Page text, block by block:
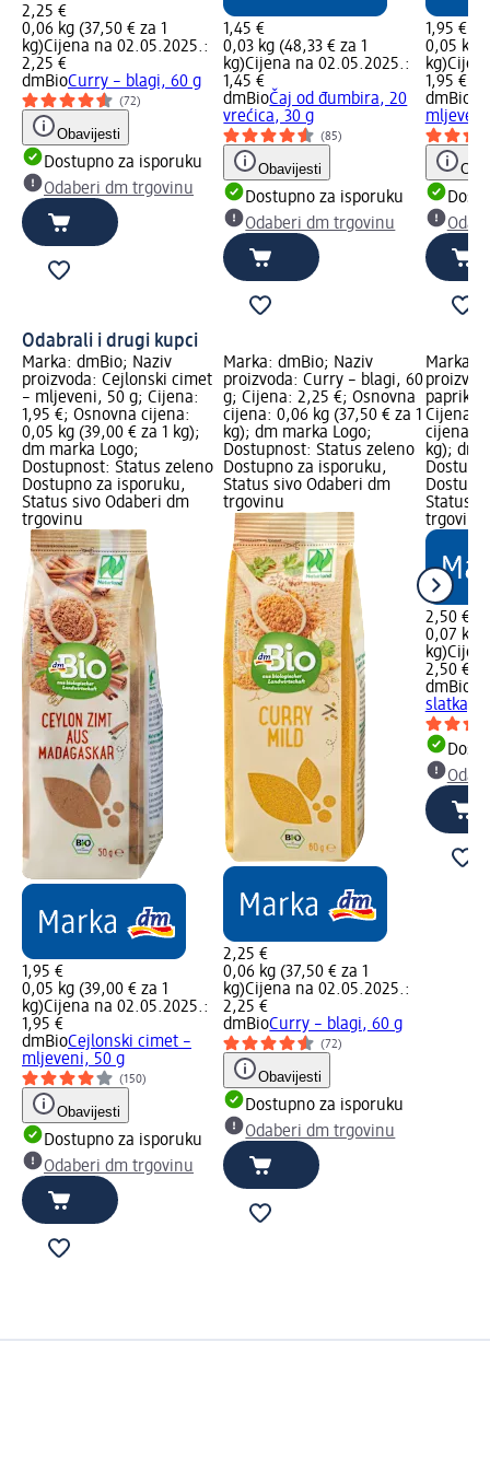
2,25 €
0,06 kg (37,50 € za 1
kg)Cijena na 02.05.2025.:
2,25 €
dmBioCurry – blagi, 60 g
(72)
Obavijesti
Dostupno za isporuku
Odaberi dm trgovinu
1,45 €
0,03 kg (48,33 € za 1
kg)Cijena na 02.05.2025.:
1,45 €
dmBioČaj od đumbira, 20
vrećica, 30 g
(85)
Obavijesti
Dostupno za isporuku
Odaberi dm trgovinu
1,95 €
0,05 kg
kg)
1,95 €
dmBio
Odabrali i drugi kupci
Marka: dmBio; Naziv
proizvoda: Cejlonski cimet
– mljeveni, 50 g; Cijena:
1,95 €; Osnovna cijena:
0,05 kg (39,00 € za 1 kg);
dm marka Logo;
Dostupnost: Status zeleno
Dostupno za isporuku,
Status sivo Odaberi dm
trgovinu
1,95 €
0,05 kg (39,00 € za 1
kg)Cijena na 02.05.2025.:
1,95 €
dmBioCejlonski cimet –
mljeveni, 50 g
(150)
Obavijesti
Dostupno za isporuku
Odaberi dm trgovinu
Marka: dmBio; Naziv
proizvoda: Curry – blagi, 60
g; Cijena: 2,25 €; Osnovna
cijena: 0,06 kg (37,50 € za 1
kg); dm marka Logo;
Dostupnost: Status zeleno
Dostupno za isporuku,
Status sivo Odaberi dm
trgovinu
2,25 €
0,06 kg (37,50 € za 1
kg)Cijena na 02.05.2025.:
2,25 €
dmBioCurry – blagi, 60 g
(72)
Obavijesti
Dostupno za isporuku
Odaberi dm trgovinu
Marka:
paprika
Cijena:
cijena:
kg); dm
Status
trgovinu
2,50 €
0,07 kg
kg)
2,50 €
dmBio
slatka,